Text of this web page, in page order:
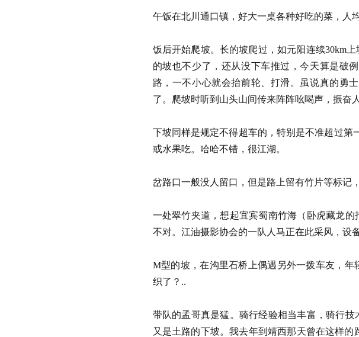
午饭在北川通口镇，好大一桌各种好吃的菜，
饭后开始爬坡。长的坡爬过，如元阳连续30km
的坡也不少了，还从没下车推过，今天算是破
路，一不小心就会抬前轮、打滑。虽说真的勇
了。爬坡时听到山头山间传来阵阵吆喝声，
下坡同样是规定不得超车的，特别是不准超过第
或水果吃。哈哈不错，很江湖。
岔路口一般没人留口，但是路上留有竹
一处翠竹夹道，想起宜宾蜀南竹海（卧虎藏龙
不对。江油摄影协会的一队人马正在此采风
M型的坡，在沟里石桥上偶遇另外一拨车友，年
织了？..
带队的孟哥真是猛。骑行经验相当丰富，骑行
又是土路的下坡。我去年到靖西那天曾在这样的